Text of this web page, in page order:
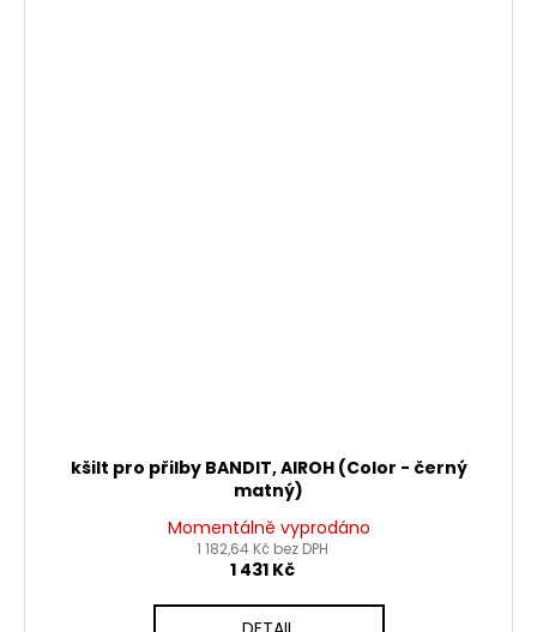
kšilt pro přilby BANDIT, AIROH (Color - černý
matný)
Momentálně vyprodáno
1 182,64 Kč bez DPH
1 431 Kč